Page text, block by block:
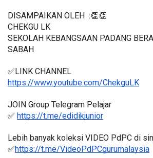
DISAMPAIKAN OLEH  :👏👏
CHEKGU LK
SEKOLAH KEBANGSAAN PADANG
SABAH
✅LINK CHANNEL
https://www.youtube.com/ChekguLK
JOIN Group Telegram Pelajar
✅ https://t.me/edidikjunior
Lebih banyak koleksi VIDEO PdPC di
✅https://t.me/VideoPdPCgurumalaysia